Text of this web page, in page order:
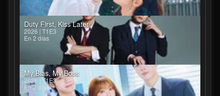
Duty First, Kiss Later
2026 | T1E3
En 2 días
My Bias, My Boss
2026 | T1E3
En 2 días